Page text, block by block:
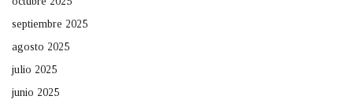
septiembre 2025
agosto 2025
julio 2025
junio 2025